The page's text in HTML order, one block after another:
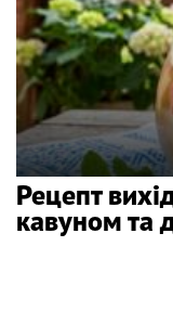
Рецепт
кавуном та